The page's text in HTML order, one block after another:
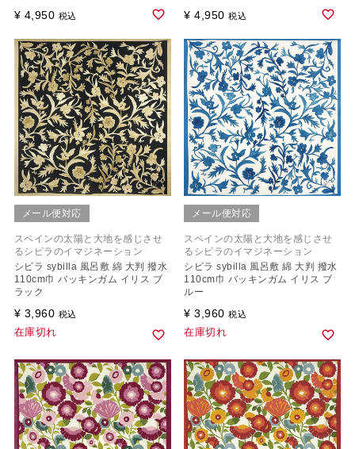
¥ 4,950 税込 ¥ 4,950 税込
メール便対応
スペインの太陽と大地を感じさせ
るシビラのイマジネーション
シビラ sybilla 風呂敷 綿 大判 撥水
110cm巾 バッキンガム イリス ブ
ラック
¥ 3,960 税込
在庫切れ
メール便対応
スペインの太陽と大地を感じさせ
るシビラのイマジネーション
シビラ sybilla 風呂敷 綿 大判 撥水
110cm巾 バッキンガム イリス ブ
ルー
¥ 3,960 税込
在庫切れ